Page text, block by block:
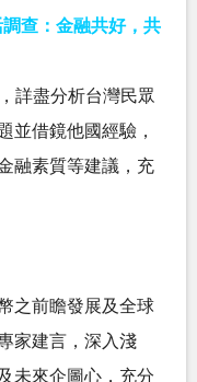
查：金融共好，共
詳盡分析台灣民眾
並借鏡他國經驗，
融素質等建議，充
之前瞻發展及全球
家建言，深入淺
未來企圖心，充分